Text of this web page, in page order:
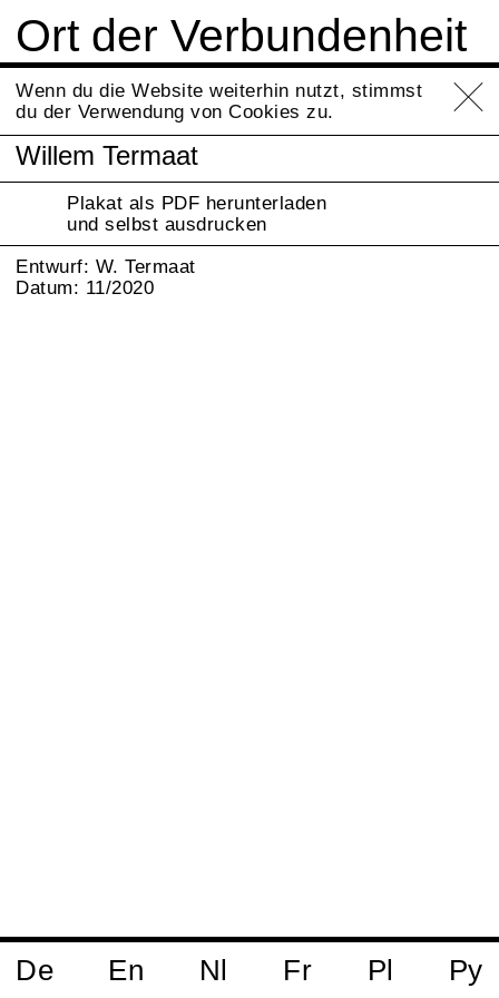
Ort der Verbundenheit
Info
Willem Termaat
Plakat als PDF herunterladen
und selbst ausdrucken
Entwurf: W. Termaat
Datum: 11/2020
Wenn du die Website weiterhin nutzt, stimmst
du der Verwendung von Cookies zu.